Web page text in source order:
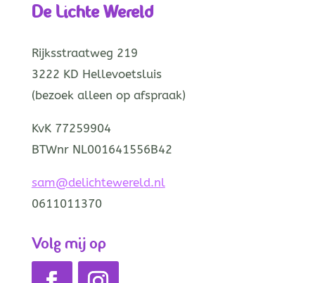
De Lichte Wereld
Rijksstraatweg 219
3222 KD Hellevoetsluis
(bezoek alleen op afspraak)
KvK 77259904
BTWnr NL001641556B42
sam@delichtewereld.nl
0611011370
Volg mij op